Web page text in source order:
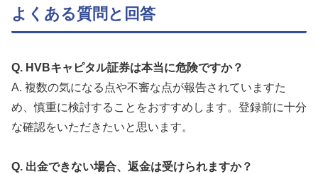
よくある質問と回答
Q. HVBキャピタル証券は本当に危険ですか？
A. 複数の気になる点や不審な点が報告されていますた
め、慎重に検討することをおすすめします。登録前に十分
な確認をいただきたいと思います。
Q. 出金できない場合、返金は受けられますか？